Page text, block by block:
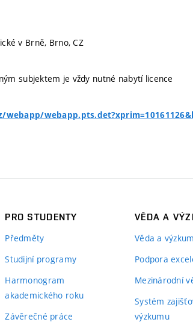
v Brně, Brno, CZ
subjektem je vždy nutné nabytí licence
PRO STUDENTY
Předměty
Studijní programy
Harmonogram
akademického roku
Závěrečné práce
VĚDA A
Věda a
Podpora
Mezinárodní
Systém
výzkumu